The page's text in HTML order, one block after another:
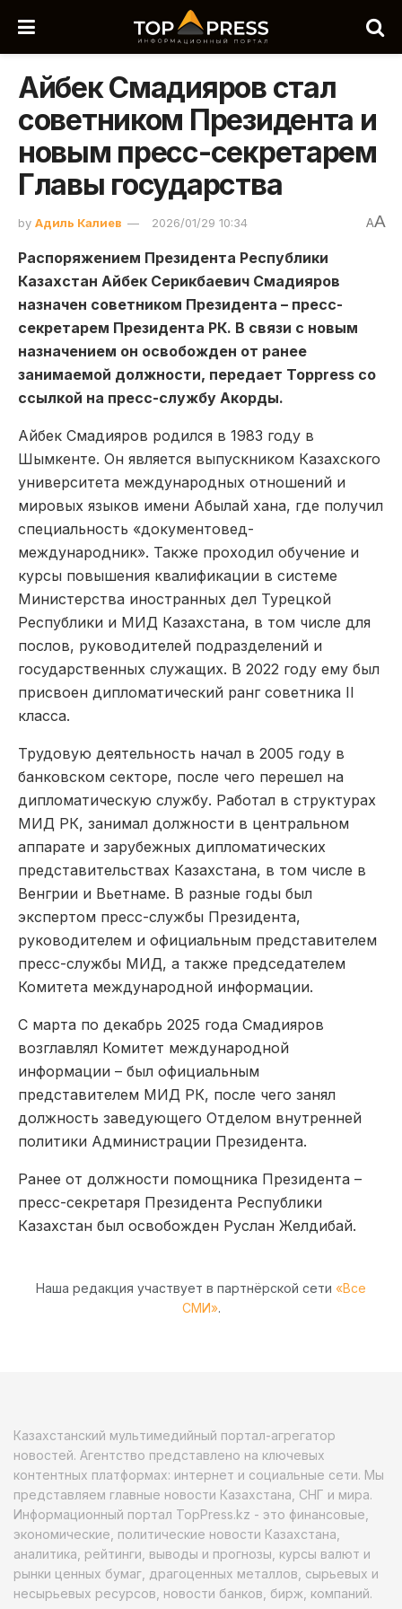
Айбек Смадияров стал
советником Президента и
новым пресс-секретарем
Главы государства
by Адиль Калиев 2026/01/29 10:34 AA
Распоряжением Президента Республики
Казахстан Айбек Серикбаевич Смадияров
назначен советником Президента – пресс-
секретарем Президента РК. В связи с новым
назначением он освобожден от ранее
занимаемой должности, передает Toppress со
ссылкой на пресс-службу Акорды.
Айбек Смадияров родился в 1983 году в
Шымкенте. Он является выпускником Казахского
университета международных отношений и
мировых языков имени Абылай хана, где получил
специальность «документовед-
международник». Также проходил обучение и
курсы повышения квалификации в системе
Министерства иностранных дел Турецкой
Республики и МИД Казахстана, в том числе для
послов, руководителей подразделений и
государственных служащих. В 2022 году ему был
присвоен дипломатический ранг советника II
класса.
Трудовую деятельность начал в 2005 году в
банковском секторе, после чего перешел на
дипломатическую службу. Работал в структурах
МИД РК, занимал должности в центральном
аппарате и зарубежных дипломатических
представительствах Казахстана, в том числе в
Венгрии и Вьетнаме. В разные годы был
экспертом пресс-службы Президента,
руководителем и официальным представителем
пресс-службы МИД, а также председателем
Комитета международной информации.
С марта по декабрь 2025 года Смадияров
возглавлял Комитет международной
информации – был официальным
представителем МИД РК, после чего занял
должность заведующего Отделом внутренней
политики Администрации Президента.
Ранее от должности помощника Президента –
пресс-секретаря Президента Республики
Казахстан был освобожден Руслан Желдибай.
Наша редакция участвует в партнёрской сети «Все
СМИ».
Казахстанский мультимедийный портал-агрегатор
новостей. Агентство представлено на ключевых
контентных платформах: интернет и социальные сети. Мы
представляем главные новости Казахстана, СНГ и мира.
Информационный портал TopPress.kz - это финансовые,
экономические, политические новости Казахстана,
аналитика, рейтинги, выводы и прогнозы, курсы валют и
рынки ценных бумаг, драгоценных металлов, сырьевых и
несырьевых ресурсов, новости банков, бирж, компаний.